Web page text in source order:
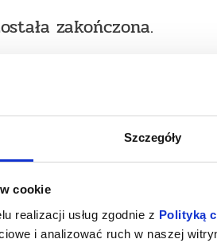
Szczegóły
cookie
realizacji usług zgodnie z Polityką
i analizować ruch w naszej
zakończona.